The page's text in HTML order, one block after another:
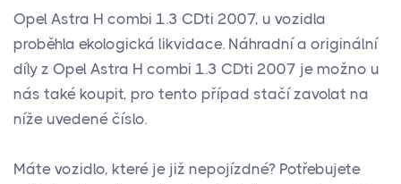
Opel Astra H combi 1.3 CDti 2007, u vozidla
proběhla ekologická likvidace. Náhradní a originální
díly z Opel Astra H combi 1.3 CDti 2007 je možno u
nás také koupit, pro tento případ stačí zavolat na
níže uvedené číslo.
Máte vozidlo, které je již nepojízdné? Potřebujete